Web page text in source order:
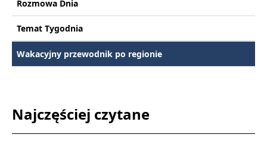
Rozmowa Dnia
Temat Tygodnia
Wakacyjny przewodnik po regionie
Najczęściej czytane